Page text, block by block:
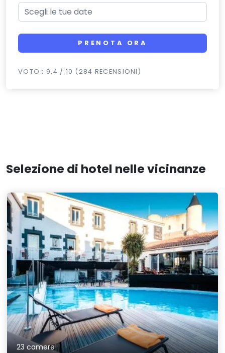
PRENOTA ORA
VOTO : 9.4 / 10 (284 RECENSIONI)
Selezione di hotel nelle vicinanze
23 camere